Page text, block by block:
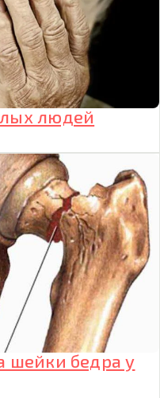
людей
шейки бедра у